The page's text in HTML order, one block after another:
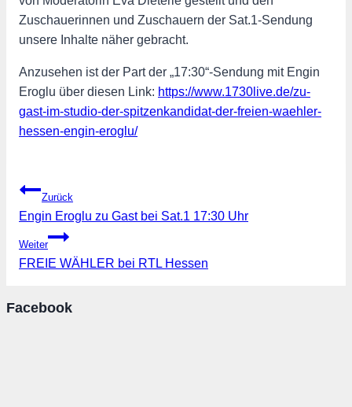
Zuschauerinnen und Zuschauern der Sat.1-Sendung
unsere Inhalte näher gebracht.
Anzusehen ist der Part der „17:30“-Sendung mit Engin
Eroglu über diesen Link: https://www.1730live.de/zu-
gast-im-studio-der-spitzenkandidat-der-freien-waehler-
hessen-engin-eroglu/
Beitragsnavigation
Zurück
Engin Eroglu zu Gast bei Sat.1 17:30 Uhr
Weiter
FREIE WÄHLER bei RTL Hessen
Facebook